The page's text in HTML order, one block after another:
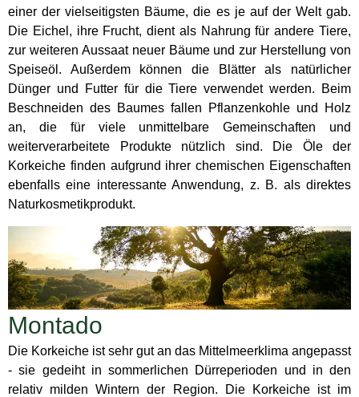
einer der vielseitigsten Bäume, die es je auf der Welt gab.
Die Eichel, ihre Frucht, dient als Nahrung für andere Tiere,
zur weiteren Aussaat neuer Bäume und zur Herstellung von
Speiseöl. Außerdem können die Blätter als natürlicher
Dünger und Futter für die Tiere verwendet werden. Beim
Beschneiden des Baumes fallen Pflanzenkohle und Holz
an, die für viele unmittelbare Gemeinschaften und
weiterverarbeitete Produkte nützlich sind. Die Öle der
Korkeiche finden aufgrund ihrer chemischen Eigenschaften
ebenfalls eine interessante Anwendung, z. B. als direktes
Naturkosmetikprodukt.
Montado
Die Korkeiche ist sehr gut an das Mittelmeerklima angepasst
- sie gedeiht in sommerlichen Dürreperioden und in den
relativ milden Wintern der Region. Die Korkeiche ist im